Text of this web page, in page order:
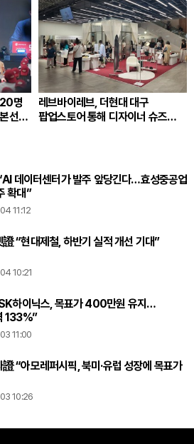
명
선
레브바이레브, 더현대 대구
팝업스토어 통해 디자이너 슈즈
데이터센터가 발주 앞당긴다…효성중공업
확대”
11:12
證 “현대제철, 하반기 실적 개선 기대”
10:21
하이닉스, 목표가 400만원 유지…
133%”
11:00
“아모레퍼시픽, 북미·유럽 성장에 목표가
10:26